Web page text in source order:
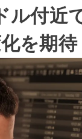
ル付近
を期待